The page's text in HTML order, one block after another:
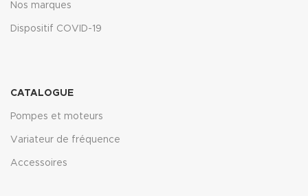
Nos marques
Dispositif COVID-19
CATALOGUE
Pompes et moteurs
Variateur de fréquence
Accessoires